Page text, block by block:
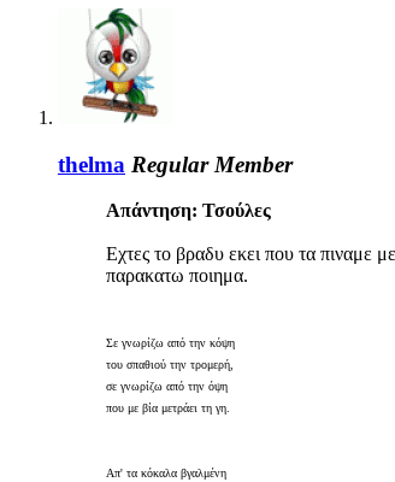
thelma Regular Member
Απάντηση: Τσούλες
Εχτες το βραδυ εκει που τα πιναμε
παρακατω ποιημα.
Σε γνωρίζω από την κόψη
του σπαθιού την τρομερή,
σε γνωρίζω από την όψη
που με βία μετράει τη γη.
Απ' τα κόκαλα βγαλμένη